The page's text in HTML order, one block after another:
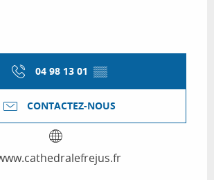
04 98 13 01 ▒▒
CONTACTEZ-NOUS